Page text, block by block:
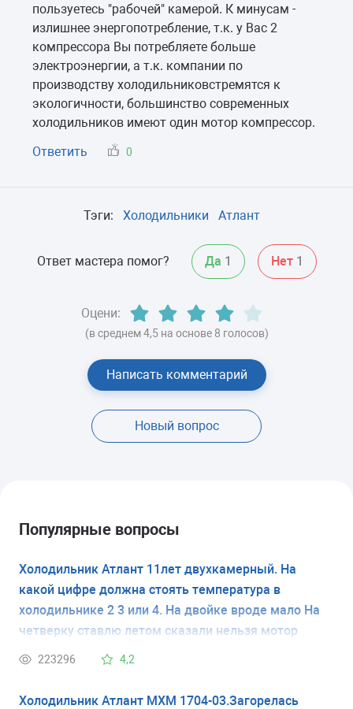
пользуетесь "рабочей" камерой. К минусам -
излишнее энергопотребление, т.к. у Вас 2
компрессора Вы потребляете больше
электроэнергии, а т.к. компании по
производству холодильниковстремятся к
экологичности, большинство современных
холодильников имеют один мотор компрессор.
Ответить
0
Тэги: Холодильники Атлант
Ответ мастера помог? Да 1 Нет 1
Оцени:
(в среднем 4,5 на основе 8 голосов)
Написать комментарий
Новый вопрос
Популярные вопросы
Холодильник Атлант 11лет двухкамерный. На
какой цифре должна стоять температура в
холодильнике 2 3 или 4. На двойке вроде мало На
четверку ставлю летом сказали нельзя мотор
испортится
223296 4,2
Холодильник Атлант МХМ 1704-03.Загорелась